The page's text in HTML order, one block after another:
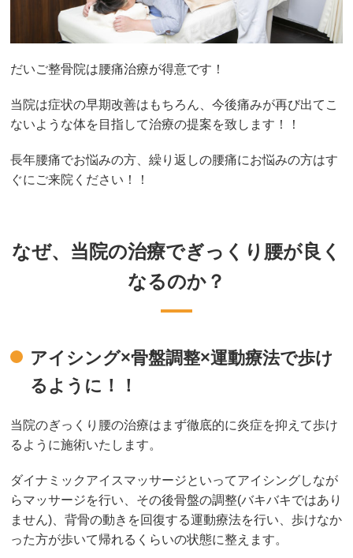
だいご整骨院は腰痛治療が得意です！
当院は症状の早期改善はもちろん、今後痛みが再び出てこ
ないような体を目指して治療の提案を致します！！
長年腰痛でお悩みの方、繰り返しの腰痛にお悩みの方はす
ぐにご来院ください！！
なぜ、当院の治療でぎっくり腰が良く
なるのか？
アイシング×骨盤調整×運動療法で歩け
るように！！
当院のぎっくり腰の治療はまず徹底的に炎症を抑えて歩け
るように施術いたします。
ダイナミックアイスマッサージといってアイシングしなが
らマッサージを行い、その後骨盤の調整(バキバキではあり
ません)、背骨の動きを回復する運動療法を行い、歩けなか
った方が歩いて帰れるくらいの状態に整えます。